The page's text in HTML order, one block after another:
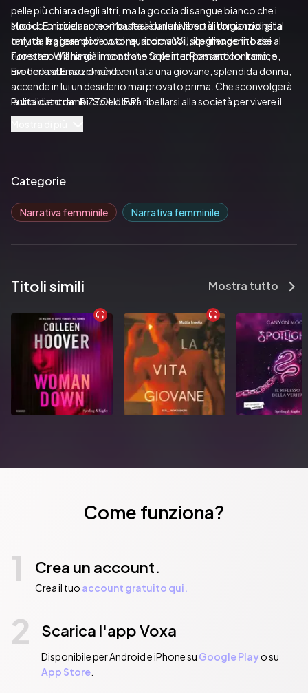
pelle più chiara degli altri, ma la goccia di sangue bianco che i
suoi colori rivelano non basta a darle la libertà. Un giorno nella
tenuta, fra i campi di cotone, ritorna Will, il primogenito dei
Forester. Will ha già incontrato Sole in un passato lontano, e
rivederla adesso che è diventata una giovane, splendida donna,
accende in lui un desiderio mai provato prima. Che sconvolgerà
la vita di entrambi. Sole dovrà ribellarsi alla società per vivere il
suo amore, per non soffocare sotto l’ipocrisia del suo stesso
popolo. Per dimostrare agli schiavi che la strada della libertà
Mood: Emozionante – Youfeel è un universo di romanzi digital
only da leggere dove vuoi, quando vuoi, scegliendo in base al
tuo stato d’animo il mood che fa per te: Romantico, Ironico,
Erotico ed Emozionante.
Pubblicato da:  RIZZOLI LIBRI
Categorie
Narrativa femminile Narrativa femminile
Titoli simili Mostra tutto
Come funziona?
1 Crea un account.
Crea il tuo account gratuito qui.
2 Scarica l'app Voxa
Disponibile per Android e iPhone su Google Playo su
App Store.